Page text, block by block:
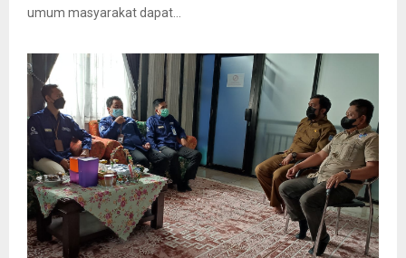
umum masyarakat dapat...